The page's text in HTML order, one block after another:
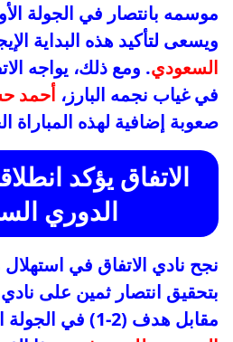
موسمه بانتصار في الجولة
ويسعى لتأكيد هذه البداية
السعودي. ومع ذلك، يواجه
في غياب نجمه البارز، أحمد
صعوبة إضافية لهذه المباراة
الاتفاق يؤكد
الدوري
نجح نادي الاتفاق في
بتحقيق انتصار ثمين على
مقابل هدف (2-1) في الجولة الأولى من